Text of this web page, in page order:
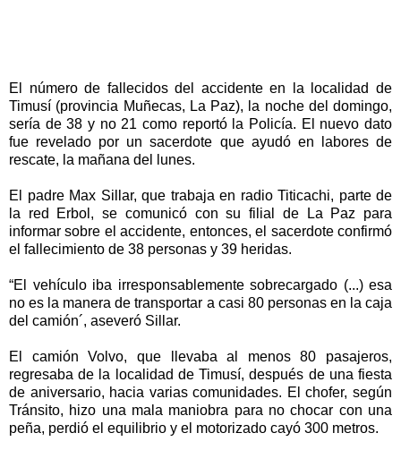
El número de fallecidos del accidente en la localidad de
Timusí (provincia Muñecas, La Paz), la noche del domingo,
sería de 38 y no 21 como reportó la Policía. El nuevo dato
fue revelado por un sacerdote que ayudó en labores de
rescate, la mañana del lunes.
El padre Max Sillar, que trabaja en radio Titicachi, parte de
la red Erbol, se comunicó con su filial de La Paz para
informar sobre el accidente, entonces, el sacerdote confirmó
el fallecimiento de 38 personas y 39 heridas.
“El vehículo iba irresponsablemente sobrecargado (...) esa
no es la manera de transportar a casi 80 personas en la caja
del camión´, aseveró Sillar.
El camión Volvo, que llevaba al menos 80 pasajeros,
regresaba de la localidad de Timusí, después de una fiesta
de aniversario, hacia varias comunidades. El chofer, según
Tránsito, hizo una mala maniobra para no chocar con una
peña, perdió el equilibrio y el motorizado cayó 300 metros.